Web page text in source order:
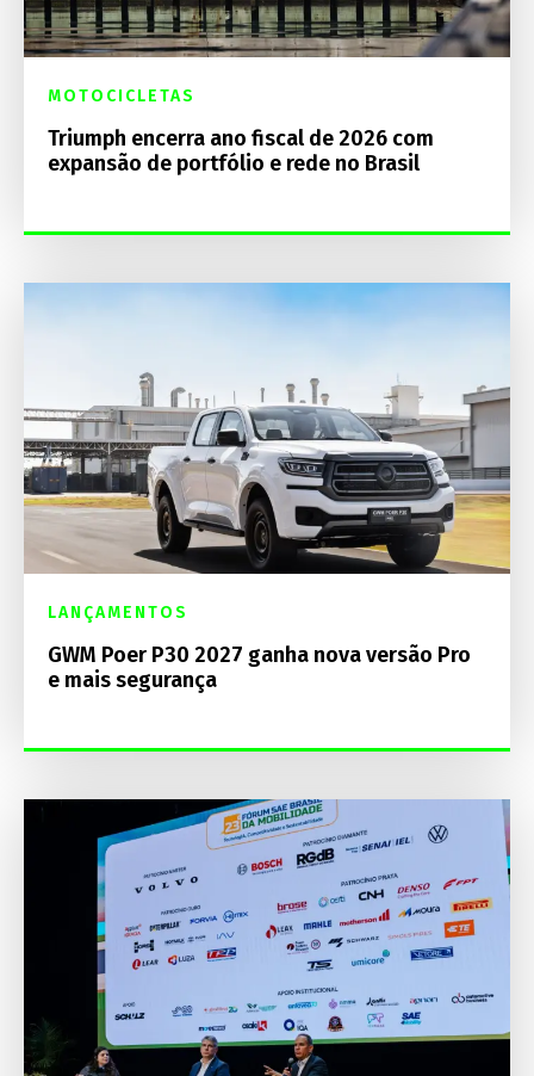
MOTOCICLETAS
Triumph encerra ano fiscal de 2026 com
expansão de portfólio e rede no Brasil
LANÇAMENTOS
GWM Poer P30 2027 ganha nova versão Pro
e mais segurança